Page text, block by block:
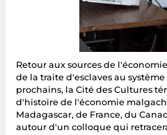
Retour aux sources de
de la traite d'esclaves au
prochains, la Cité des Cultures
d'histoire de l'économie
Madagascar, de France, du
autour d'un colloque qui